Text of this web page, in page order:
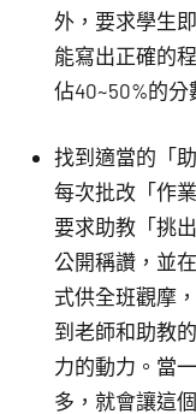
外，要求學生
能寫出正確的
佔40~50%的分
找到適當的「
每次批改「作
要求助教「挑
公開稱讚，並
式供全班觀摩
到老師和助教
力的動力。當
多，就會讓這